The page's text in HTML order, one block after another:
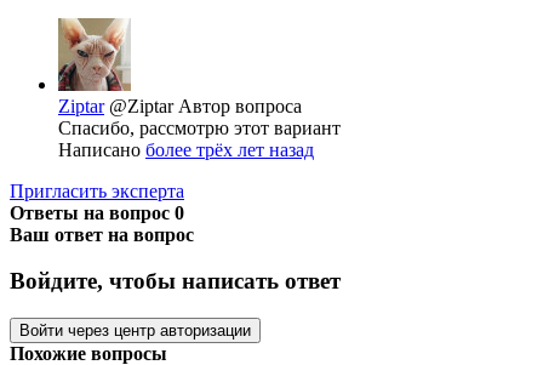
Ziptar @Ziptar Автор вопроса
Спасибо, рассмотрю этот вариант
Написано более трёх лет назад
Пригласить эксперта
Ответы на вопрос 0
Ваш ответ на вопрос
Войдите, чтобы написать ответ
Войти через центр авторизации
Похожие вопросы